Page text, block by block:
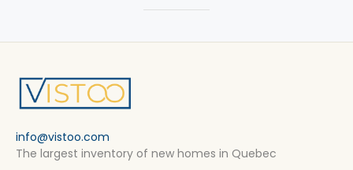
info@vistoo.com
The largest inventory of new homes in Quebec